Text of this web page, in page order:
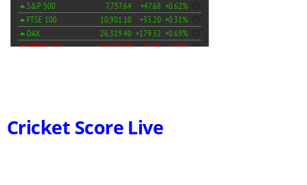
Cricket Score Live